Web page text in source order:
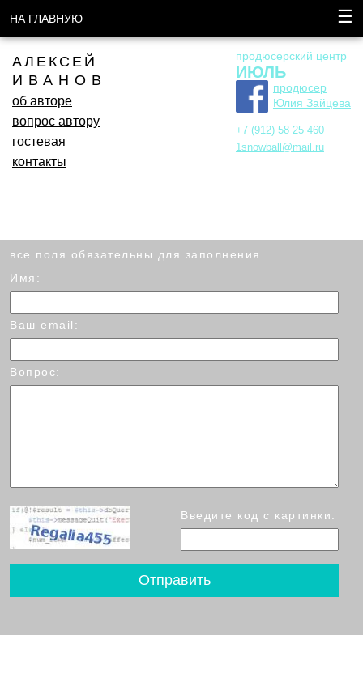
НА ГЛАВНУЮ ☰
АЛЕКСЕЙ
ИВАНОВ
об авторе
вопрос автору
гостевая
контакты
продюсерский центр
ИЮЛЬ
продюсер
Юлия Зайцева
+7 (912) 58 25 460
1snowball@mail.ru
все поля обязательны для заполнения
Имя:
Ваш email:
Вопрос:
Введите код с картинки: